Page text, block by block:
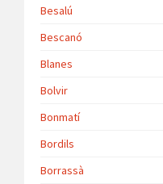
Besalú
Bescanó
Blanes
Bolvir
Bonmatí
Bordils
Borrassà